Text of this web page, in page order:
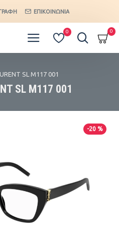
ΕΠΙΚΟΙΝΩΝΊΑ
0 0
SL M117 001
SL M117 001
-20 %